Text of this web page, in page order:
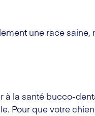
une race
à la santé bucco-
Pour que votre